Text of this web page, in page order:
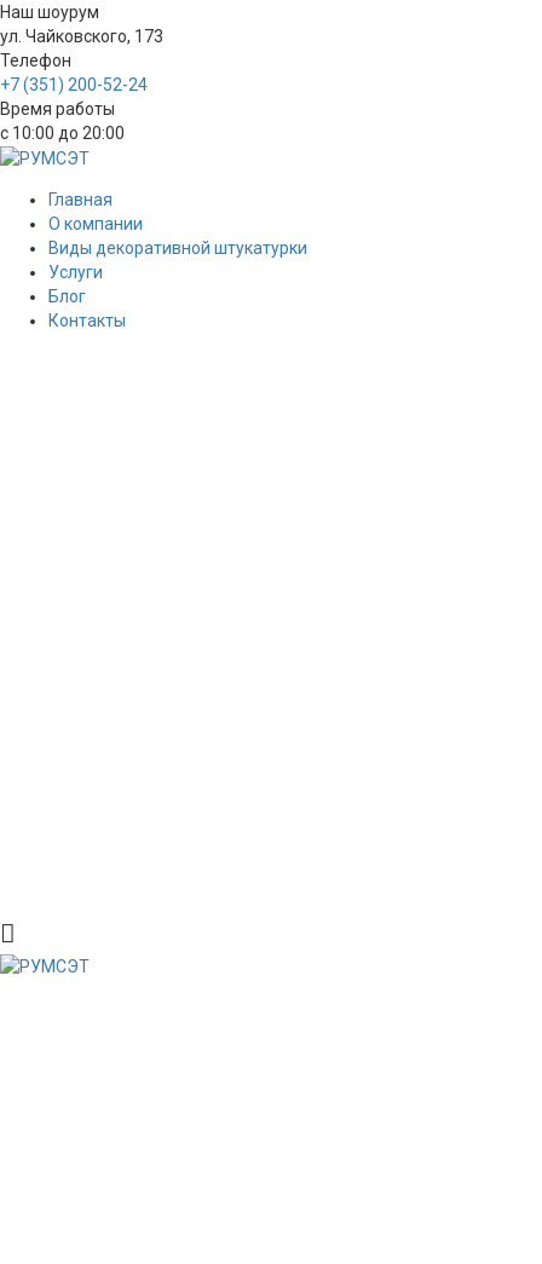
Наш шоурум
ул. Чайковского, 173
Телефон
+7 (351) 200-52-24
Время работы
с 10:00 до 20:00
Главная
О компании
Виды декоративной штукатурки
Услуги
Блог
Контакты